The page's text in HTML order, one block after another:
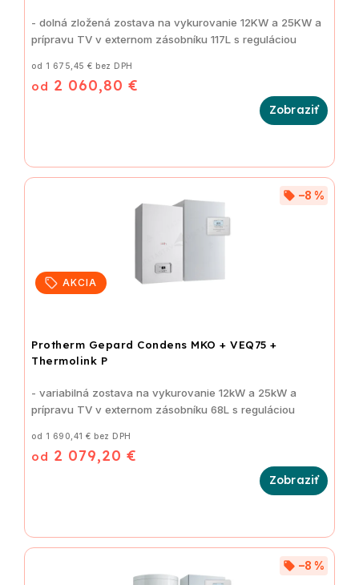
od 1 675,45 € bez DPH
od 2 060,80 €
- dolná zložená zostava na vykurovanie 12KW a 25KW a
prípravu TV v externom zásobníku 117L s reguláciou
AKCIA
Protherm Gepard Condens MKO + VEQ75 +
Thermolink P
–8 %
od 1 690,41 € bez DPH
od 2 079,20 €
- variabilná zostava na vykurovanie 12kW a 25kW a
prípravu TV v externom zásobníku 68L s reguláciou
–8 %